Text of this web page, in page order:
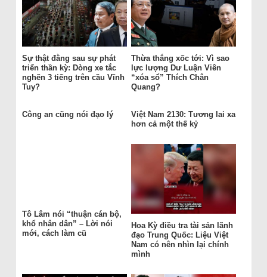
Sự thật đằng sau sự phát
triển thần kỳ: Dòng xe tắc
nghẽn 3 tiếng trên cầu Vĩnh
Tuy?
Thừa thắng xốc tới: Vì sao
lực lượng Dư Luận Viên
“xóa sổ” Thích Chân
Quang?
Công an cũng nói đạo lý
Việt Nam 2130: Tương lai xa
hơn cả một thế kỷ
Tô Lâm nói “thuận cán bộ,
khổ nhân dân” – Lời nói
mới, cách làm cũ
Hoa Kỳ điều tra tài sản lãnh
đạo Trung Quốc: Liệu Việt
Nam có nên nhìn lại chính
mình